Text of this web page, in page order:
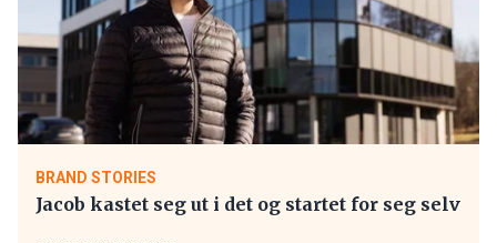
BRAND STORIES
Jacob kastet seg ut i det og startet for seg selv